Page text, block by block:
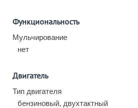
Функциональность
Мульчирование
нет
Двигатель
Тип двигателя
бензиновый, двухтактный